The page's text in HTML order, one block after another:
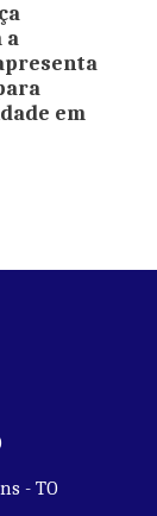
a
em
- TO